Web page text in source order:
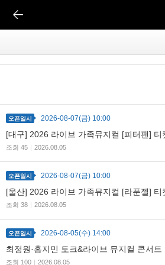
오픈일시 2026-08-07(금) 10:00
[대구] 2026 라이브 가족뮤지컬 [피터팬] 티
조회 45 | 2026.08.05
오픈일시 2026-08-07(금) 10:00
[울산] 2026 라이브 가족뮤지컬 [라푼젤] 티
조회 38 | 2026.08.05
오픈일시 2026-08-05(수) 14:00
최정원·홍지민 토크&라이브 뮤지컬 콘서트
조회 100 | 2026.08.05